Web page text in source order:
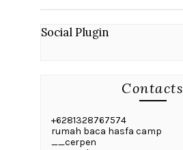
Social Plugin
Contacts
+6281328767574
rumah baca hasfa camp
__cerpen